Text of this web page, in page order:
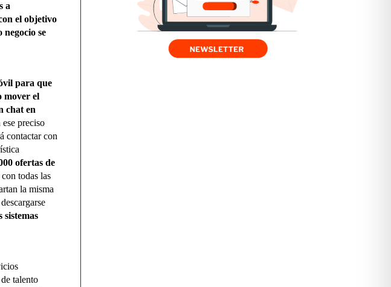
a
el objetivo
negocio se
para que
mover el
chat en
preciso
contactar con
ofertas de
todas las
la misma
sistemas
talento